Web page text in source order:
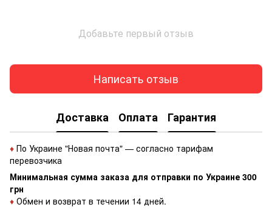
Добавьте первый отзыв
Написать отзыв
Доставка Оплата Гарантия
♦ По Украине "Новая почта" — согласно тарифам
перевозчика
Минимальная сумма заказа для отправки по Украине 300
грн
♦ Обмен и возврат в течении 14 дней.